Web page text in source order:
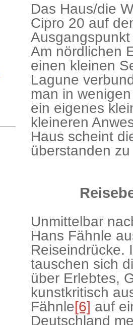
Das Haus/die
Cipro 20 auf
Am nördlichen
einen kleinen
Lagune
man in
ein eigenes
kleineren
Haus scheint
überstanden
Unmittelbar
Hans Fähnle
Reiseindrücke.
tauschen sich
über Erlebtes,
kunstkritisch
Fähnle[6] auf
Deutschland